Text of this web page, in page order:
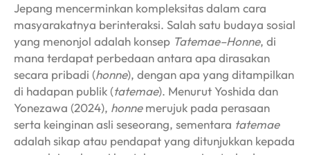
Jepang mencerminkan kompleksitas dalam cara
masyarakatnya berinteraksi. Salah satu budaya sosial
yang menonjol adalah konsep Tatemae–Honne, di
mana terdapat perbedaan antara apa dirasakan
secara pribadi (honne), dengan apa yang ditampilkan
di hadapan publik (tatemae). Menurut Yoshida dan
Yonezawa (2024), honnemerujuk pada perasaan
serta keinginan asli seseorang, sementara tatemae
adalah sikap atau pendapat yang ditunjukkan kepada